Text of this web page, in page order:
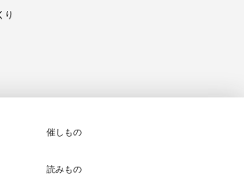
り
催しもの
読みもの